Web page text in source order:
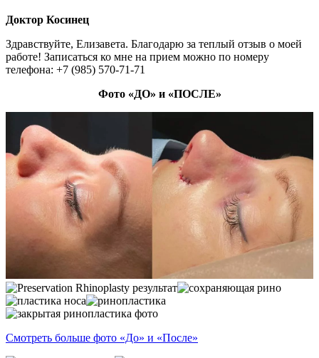
Доктор Косинец
Здравствуйте, Елизавета. Благодарю за теплый отзыв о моей
работе! Записаться ко мне на прием можно по номеру
телефона: +7 (985) 570-71-71
Фото «ДО» и «ПОСЛЕ»
Смотреть больше фото «До» и «После»